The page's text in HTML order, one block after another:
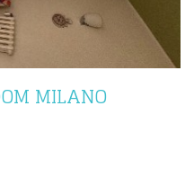
MILANO